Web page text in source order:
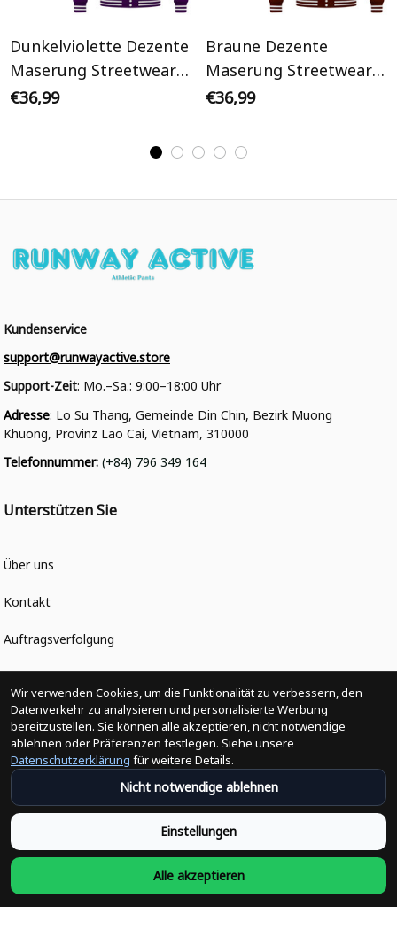
Dunkelviolette Dezente
Maserung Streetwear
Cyberpunk
€36,99
Braune Dezente
Maserung Streetwear
Cyberpunk
College Jacke
€36,99
Kundenservice
support@runwayactive.store
Support-Zeit: Mo.–Sa.: 9:00–18:00 Uhr
Adresse: Lo Su Thang, Gemeinde Din Chin, Bezirk Muong
Khuong, Provinz Lao Cai, Vietnam, 310000
Telefonnummer: (+84) 796 349 164
Unterstützen Sie
Über uns
Kontakt
Auftragsverfolgung
Politiken
Änderungen der Bestellung
Versandpolitik
Rückerstattungsrichtlinie
Rückgabepolitik
Wir verwenden Cookies, um die Funktionalität zu verbessern, den
Datenverkehr zu analysieren und personalisierte Werbung
bereitzustellen. Sie können alle akzeptieren, nicht notwendige
ablehnen oder Präferenzen festlegen. Siehe unsere
Datenschutzerklärung für weitere Details.
Nicht notwendige ablehnen
Einstellungen
Alle akzeptieren